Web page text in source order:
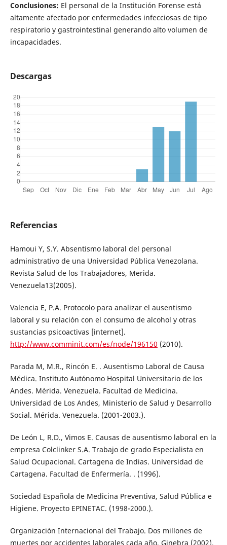
Conclusiones: El personal de la Institución Forense está
altamente afectado por enfermedades infecciosas de tipo
respiratorio y gastrointestinal generando alto volumen de
incapacidades.
Descargas
Referencias
Hamoui Y, S.Y. Absentismo laboral del personal
administrativo de una Universidad Pública Venezolana.
Revista Salud de los Trabajadores, Merida.
Venezuela13(2005).
Valencia E, P.A. Protocolo para analizar el ausentismo
laboral y su relación con el consumo de alcohol y otras
sustancias psicoactivas [internet].
http://www.comminit.com/es/node/196150 (2010).
Parada M, M.R., Rincón E. . Ausentismo Laboral de Causa
Médica. Instituto Autónomo Hospital Universitario de los
Andes. Mérida. Venezuela. Facultad de Medicina.
Universidad de Los Andes, Ministerio de Salud y Desarrollo
Social. Mérida. Venezuela. (2001-2003.).
De León L, R.D., Vimos E. Causas de ausentismo laboral en la
empresa Colclinker S.A. Trabajo de grado Especialista en
Salud Ocupacional. Cartagena de Indias. Universidad de
Cartagena. Facultad de Enfermería. . (1996).
Sociedad Española de Medicina Preventiva, Salud Pública e
Higiene. Proyecto EPINETAC. (1998-2000.).
Organización Internacional del Trabajo. Dos millones de
muertes por accidentes laborales cada año. Ginebra (2002).